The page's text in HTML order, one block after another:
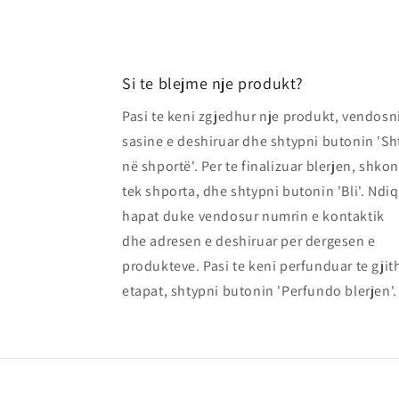
Si te blejme nje produkt?
Pasi te keni zgjedhur nje produkt, vendosni
sasine e deshiruar dhe shtypni butonin
në shportë'. Per te finalizuar blerjen,
tek shporta, dhe shtypni butonin 'Bli'.
hapat duke vendosur numrin e kontaktik
dhe adresen e deshiruar per dergesen e
produkteve. Pasi te keni perfunduar te
etapat, shtypni butonin 'Perfundo blerjen'.